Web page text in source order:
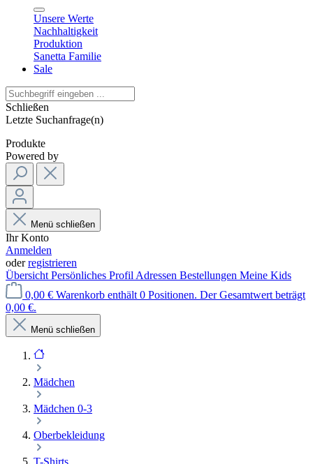
Unsere Werte
Nachhaltigkeit
Produktion
Sanetta Familie
Sale
Schließen
Letzte Suchanfrage(n)
Produkte
Powered by
Menü schließen
Ihr Konto
Anmelden
oderregistrieren
Übersicht Persönliches Profil Adressen Bestellungen Meine Kids
0,00 € Warenkorb enthält 0 Positionen. Der Gesamtwert beträgt
0,00 €.
Menü schließen
Mädchen
Mädchen 0-3
Oberbekleidung
T-Shirts